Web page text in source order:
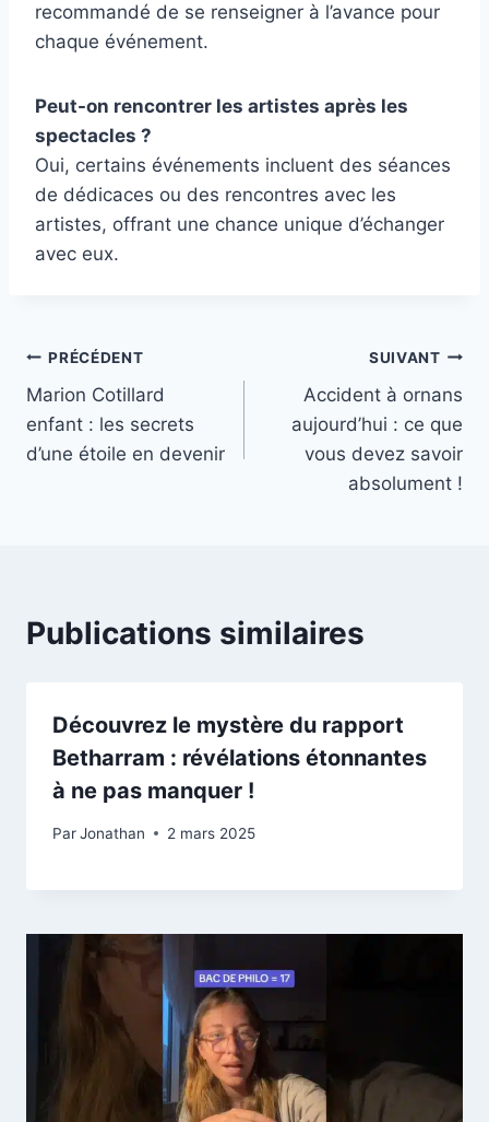
recommandé de se renseigner à l’avance pour
chaque événement.
Peut-on rencontrer les artistes après les
spectacles ?
Oui, certains événements incluent des séances
de dédicaces ou des rencontres avec les
artistes, offrant une chance unique d’échanger
avec eux.
Navigation
de
l’article
PRÉCÉDENT
Marion Cotillard
enfant : les secrets
d’une étoile en devenir
SUIVANT
Accident à ornans
aujourd’hui : ce que
vous devez savoir
absolument !
Publications similaires
Découvrez le mystère du rapport
Betharram : révélations étonnantes
à ne pas manquer !
ParJonathan 2 mars 2025